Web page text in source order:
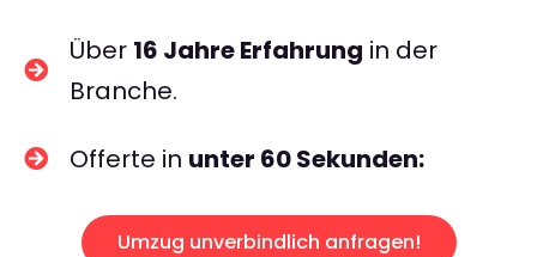
Über 16 Jahre Erfahrung in der
Branche.
Offerte in unter 60 Sekunden:
Umzug unverbindlich anfragen!